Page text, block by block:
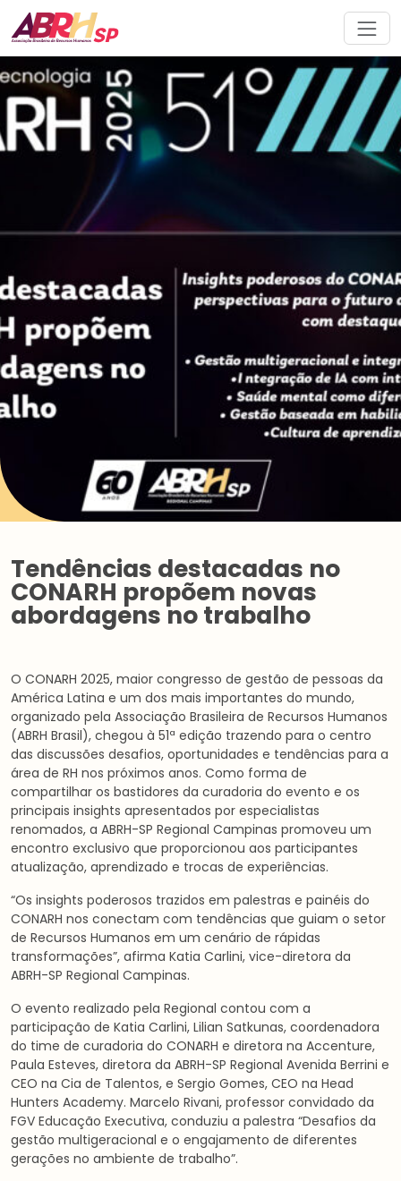
Navegação principal
Tendências destacadas no
CONARH propõem novas
abordagens no trabalho
O CONARH 2025, maior congresso de gestão de pessoas da
América Latina e um dos mais importantes do mundo,
organizado pela Associação Brasileira de Recursos Humanos
(ABRH Brasil), chegou à 51ª edição trazendo para o centro
das discussões desafios, oportunidades e tendências para a
área de RH nos próximos anos. Como forma de
compartilhar os bastidores da curadoria do evento e os
principais insights apresentados por especialistas
renomados, a ABRH-SP Regional Campinas promoveu um
encontro exclusivo que proporcionou aos participantes
atualização, aprendizado e trocas de experiências.
“Os insights poderosos trazidos em palestras e painéis do
CONARH nos conectam com tendências que guiam o setor
de Recursos Humanos em um cenário de rápidas
transformações”, afirma Katia Carlini, vice-diretora da
ABRH-SP Regional Campinas.
O evento realizado pela Regional contou com a
participação de Katia Carlini, Lilian Satkunas, coordenadora
do time de curadoria do CONARH e diretora na Accenture,
Paula Esteves, diretora da ABRH-SP Regional Avenida Berrini e
CEO na Cia de Talentos, e Sergio Gomes, CEO na Head
Hunters Academy. Marcelo Rivani, professor convidado da
FGV Educação Executiva, conduziu a palestra “Desafios da
gestão multigeracional e o engajamento de diferentes
gerações no ambiente de trabalho”.